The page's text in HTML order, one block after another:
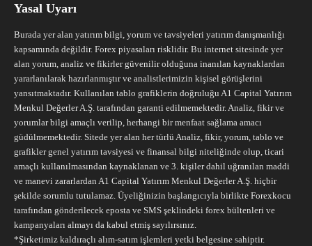
Yasal Uyarı
Burada yer alan yatırım bilgi, yorum ve tavsiyeleri yatırım danışmanlığı
kapsamında değildir. Forex piyasaları risklidir. Bu internet sitesinde yer
alan yorum, analiz ve fikirler güvenilir olduğuna inanılan kaynaklardan
yararlanılarak hazırlanmıştır ve analistlerimizin kişisel görüşlerini
yansıtmaktadır. Kullanılan tablo grafiklerin doğruluğu A1 Capital Yatırım
Menkul Değerler A.Ş. tarafından garanti edilmemektedir. Analiz, fikir ve
yorumlar bilgi amaçlı verilip, herhangi bir menfaat sağlama amacı
güdülmemektedir. Sitede yer alan her türlü Analiz, fikir, yorum, tablo ve
grafikler genel yatırım tavsiyesi ve finansal bilgi niteliğinde olup, ticari
amaçlı kullanılmasından kaynaklanan ve 3. kişiler dahil uğranılan maddi
ve manevi zararlardan A1 Capital Yatırım Menkul Değerler A.Ş. hiçbir
şekilde sorumlu tutulamaz. Üyeliğinizin başlangıcıyla birlikte Forexkocu
tarafından gönderilecek eposta ve SMS şeklindeki forex bültenleri ve
kampanyaları almayı da kabul etmiş sayılırsınız.
*Şirketimiz kaldıraçlı alım-satım işlemleri yetki belgesine sahiptir.